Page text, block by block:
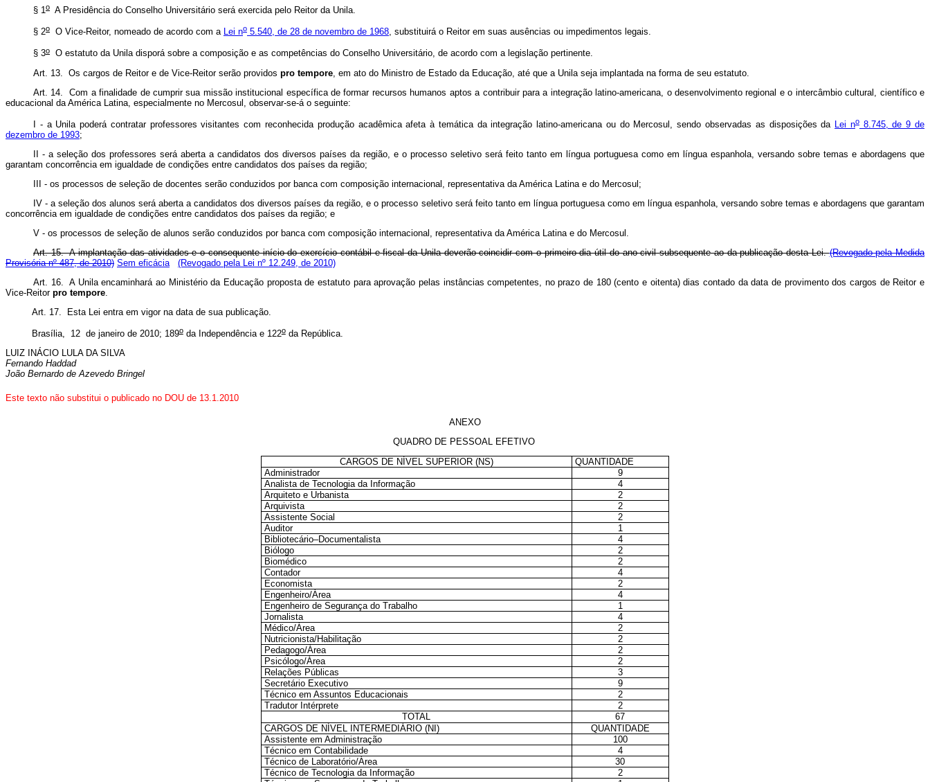
§ 1 o A Presidência do Conselho Universitário será exercida pelo Reitor da Unila.
§ 2o O Vice-Reitor, nomeado de acordo com a Lei no 5.540, de 28 de novembro de 1968, substituirá o Reitor em suas ausências ou impedimentos legais.
§ 3o
O estatuto da Unila disporá sobre a composição e as competências do Conselho Universitário, de acordo com a legislação pertinente.
Art. 13. Os cargos de Reitor e de Vice-Reitor serão providos pro tempore , em ato do Ministro de Estado da Educação, até que a Unila seja implantada na forma de seu estatuto.
Art. 14. Com a finalidade de cumprir sua missão institucional específica de formar recursos humanos aptos a contribuir para a integração latino-americana, o desenvolvimento regional e o intercâmbio cultural, científico e
educacional da América Latina, especialmente no Mercosul, observar-se-á o seguinte:
I - a Unila poderá contratar professores visitantes com reconhecida produção acadêmica afeta à temática da integração latino-americana ou do Mercosul, sendo observadas as disposições da Lei no8.745, de 9 de
dezembro de 1993;
II - a seleção dos professores será aberta a candidatos dos diversos países da região, e o processo seletivo será feito tanto em língua portuguesa como em língua espanhola, versando sobre temas e abordagens que
garantam concorrência em igualdade de condições entre candidatos dos países da região;
III - os processos de seleção de docentes serão conduzidos por banca com composição internacional, representativa da América Latina e do Mercosul;
IV - a seleção dos alunos será aberta a candidatos dos diversos países da região, e o processo seletivo será feito tanto em língua portuguesa como em língua espanhola, versando sobre temas e abordagens que garantam
concorrência em igualdade de condições entre candidatos dos países da região; e
V - os processos de seleção de alunos serão conduzidos por banca com composição internacional, representativa da América Latina e do Mercosul.
Art. 15. A implantação das atividades e o consequente início do exercício contábil e fiscal da Unila deverão coincidir com o primeiro dia útil do ano civil subsequente ao da publicação desta Lei.(Revogado pela Medida
Provisória nº 487, de 2010) Sem eficácia
(Revogado pela Lei nº 12.249, de 2010)
Art. 16. A Unila encaminhará ao Ministério da Educação proposta de estatuto para aprovação pelas instâncias competentes, no prazo de 180 (cento e oitenta) dias contado da data de provimento dos cargos de Reitor e
Vice-Reitor pro tempore
Art. 17. Esta Lei entra em vigor na data de sua publicação.
Brasília, 12 de janeiro de 2010; 189oda Independência e 122oda República.
LUIZ INÁCIO LULA DA SILVA
Fernando Haddad
João Bernardo de Azevedo Bringel
Este texto não substitui o publicado no DOU de 13.1.2010
ANEXO
QUADRO DE PESSOAL EFETIVO
CARGOS DE NÍVEL SUPERIOR (NS)
QUANTIDADE
Administrador
9
Analista de Tecnologia da Informação
4
Arquiteto e Urbanista
2
Arquivista
2
Assistente Social
2
Auditor
1
Bibliotecário–Documentalista
4
Biólogo
2
Biomédico
2
Contador
4
Economista
2
Engenheiro/Área
4
Engenheiro de Segurança do Trabalho
1
Jornalista
4
Médico/Área
2
Nutricionista/Habilitação
2
Pedagogo/Área
2
Psicólogo/Área
2
Relações Públicas
3
Secretário Executivo
9
Técnico em Assuntos Educacionais
2
Tradutor Intérprete
2
TOTAL
67
CARGOS DE NÍVEL INTERMEDIÁRIO (NI)
QUANTIDADE
Assistente em Administração
100
Técnico em Contabilidade
4
Técnico de Laboratório/Área
30
Técnico de Tecnologia da Informação
2